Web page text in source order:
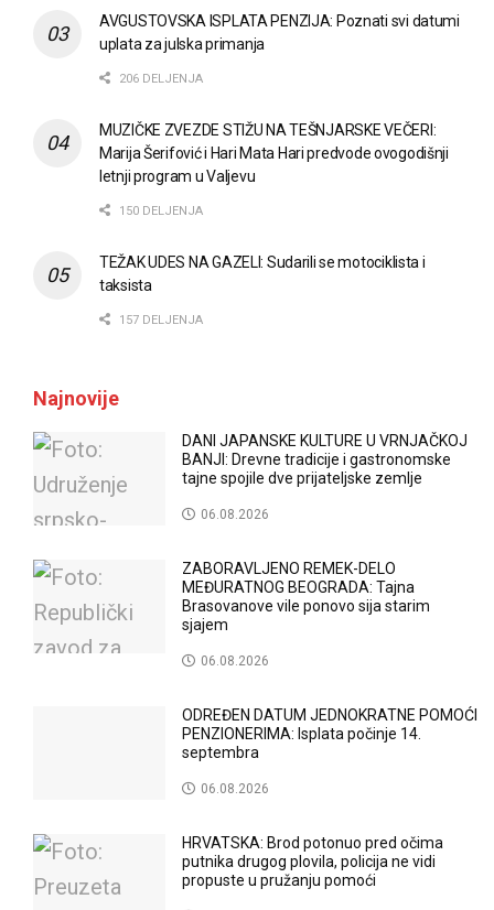
AVGUSTOVSKA ISPLATA PENZIJA: Poznati svi datumi
uplata za julska primanja
206 DELJENJA
MUZIČKE ZVEZDE STIŽU NA TEŠNJARSKE VEČERI:
Marija Šerifović i Hari Mata Hari predvode ovogodišnji
letnji program u Valjevu
150 DELJENJA
TEŽAK UDES NA GAZELI: Sudarili se motociklista i
taksista
157 DELJENJA
Najnovije
DANI JAPANSKE KULTURE U VRNJAČKOJ
BANJI: Drevne tradicije i gastronomske
tajne spojile dve prijateljske zemlje
06.08.2026
ZABORAVLJENO REMEK-DELO
MEĐURATNOG BEOGRADA: Tajna
Brasovanove vile ponovo sija starim
sjajem
06.08.2026
ODREĐEN DATUM JEDNOKRATNE POMOĆI
PENZIONERIMA: Isplata počinje 14.
septembra
06.08.2026
HRVATSKA: Brod potonuo pred očima
putnika drugog plovila, policija ne vidi
propuste u pružanju pomoći